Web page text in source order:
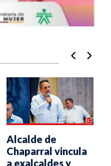
Alcalde de
Chaparral vincula
a exalcaldes y